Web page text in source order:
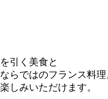
引く美食と
らではのフランス料理
しみいただけます。